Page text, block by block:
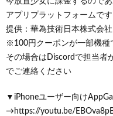
アプリプラットフォームです
提供：華為技術日本株式会社
※100円クーポンが一部機種
その場合はDiscordで担当者
でご連絡ください
▼iPhoneユーザー向け
→https://youtu.be/